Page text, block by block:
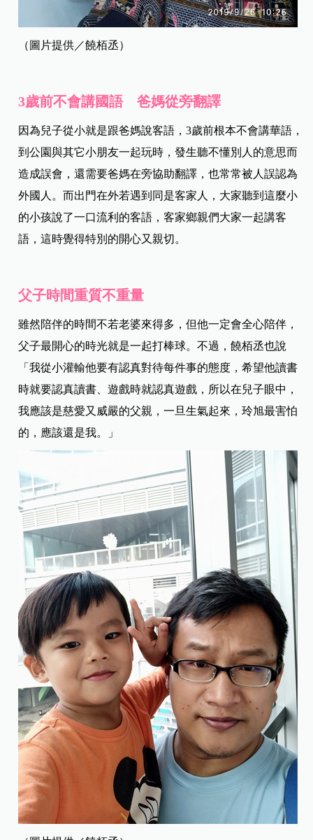
（圖片提供／饒栢丞）
3歲前不會講國語 爸媽從旁翻譯
因為兒子從小就是跟爸媽說客語，3歲前根本不會講華語，
到公園與其它小朋友一起玩時，發生聽不懂別人的意思而
造成誤會，還需要爸媽在旁協助翻譯，也常常被人誤認為
外國人。而出門在外若遇到同是客家人，大家聽到這麼小
的小孩說了一口流利的客語，客家鄉親們大家一起講客
語，這時覺得特別的開心又親切。
父子時間重質不重量
雖然陪伴的時間不若老婆來得多，但他一定會全心陪伴，
父子最開心的時光就是一起打棒球。不過，饒栢丞也說
「我從小灌輸他要有認真對待每件事的態度，希望他讀書
時就要認真讀書、遊戲時就認真遊戲，所以在兒子眼中，
我應該是慈愛又威嚴的父親，一旦生氣起來，玲旭最害怕
的，應該還是我。」